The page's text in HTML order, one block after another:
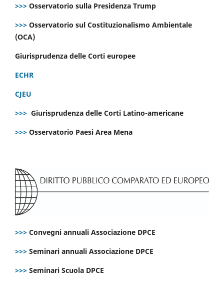
>>> Osservatorio sulla Presidenza Trump
>>> Osservatorio sul Costituzionalismo Ambientale
(OCA)
Giurisprudenza delle Corti europee
ECHR
CJEU
>>> Giurisprudenza delle Corti Latino-americane
>>> Osservatorio Paesi Area Mena
>>> Convegni annuali Associazione DPCE
>>> Seminari annuali Associazione DPCE
>>> Seminari Scuola DPCE